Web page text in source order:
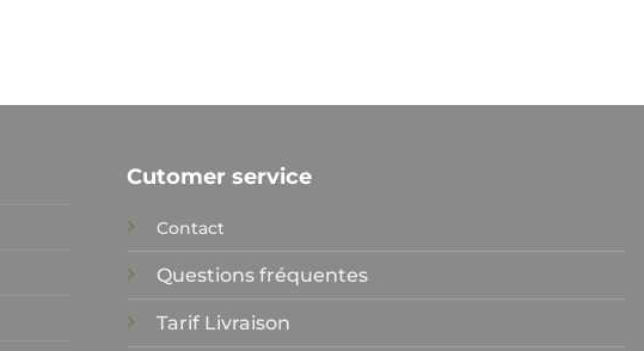
variations.
variations.
choisies
la
Cutomer service
Contact
Questions fréquentes
Tarif Livraison